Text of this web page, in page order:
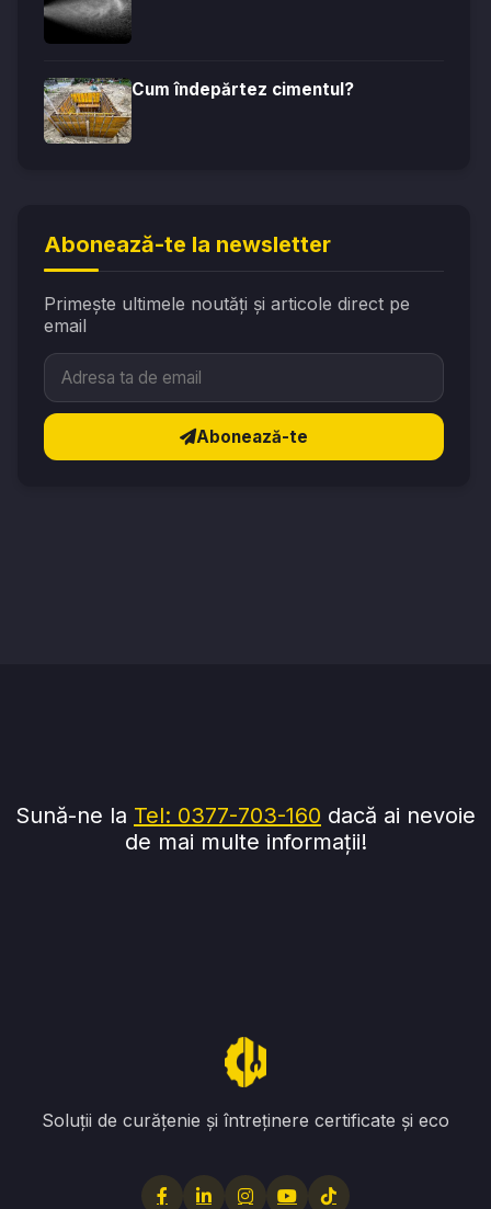
Cum îndepărtez cimentul?
Abonează-te la newsletter
Primește ultimele noutăți și articole direct pe
email
Abonează-te
Sună-ne la Tel: 0377-703-160 dacă ai nevoie
de mai multe informații!
Soluții de curățenie și întreținere certificate și eco